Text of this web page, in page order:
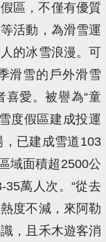
區，不僅有優質
活動，為滑雪運
的冰雪浪漫。可
滑雪的戶外滑雪
喜愛。被譽為“童
度假區建成投運
已建成雪道103
域面積超2500公
35萬人次。“從去
度不減，來阿勒
，且禾木遊客消